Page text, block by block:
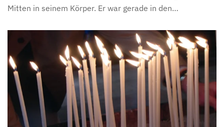
Mitten in seinem Körper. Er war gerade in den…